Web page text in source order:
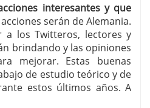
dividendos constantes
para tus inversiones
interesantes y que
serán de Alemania.
a los Twitteros, lectores y
brindando y las opiniones
mejorar. Estas buenas
de estudio teórico y de
estos últimos años. A